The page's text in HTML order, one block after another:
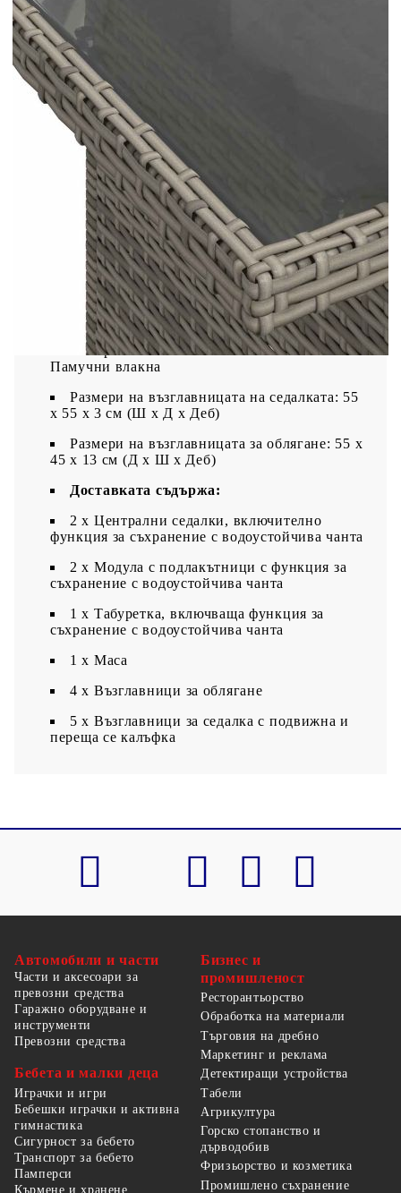
Размери: 55 x 55 x 37 см (Ш x Д x В)
Маса:
Цвят: Сив
Материал: PE ратан, прахово боядисана
стомана, закалено стъкло
Размери: 100 x 55 x 44/73 см (Д x Ш x В)
Възглавница:
Цвят: Тъмносив
Материал на покритието: Плат (100%
полиестер)
Материал за пълнеж на възглавницата за
сядане: Дунапрен
Материал за пълнеж на облегалката:
Памучни влакна
Размери на възглавницата на седалката: 55
x 55 x 3 см (Ш x Д x Деб)
Размери на възглавницата за облягане: 55 x
45 x 13 см (Д х Ш x Деб)
Доставката съдържа:
2 x Централни седалки, включително
функция за съхранение с водоустойчива чанта
2 x Модула с подлакътници с функция за
съхранение с водоустойчива чанта
1 x Табуретка, включваща функция за
съхранение с водоустойчива чанта
1 х Маса
4 x Възглавници за облягане
5 x Възглавници за седалка с подвижна и
переща се калъфка
Автомобили и части
Части и аксесоари за
превозни средства
Гаражно оборудване и
инструменти
Превозни средства
Бебета и малки деца
Играчки и игри
Бебешки играчки и активна
гимнастика
Сигурност за бебето
Транспорт за бебето
Памперси
Кърмене и хранене
Бизнес и
промишленост
Ресторантьорство
Обработка на материали
Търговия на дребно
Маркетинг и реклама
Детектиращи устройства
Табели
Агрикултура
Горско стопанство и
дърводобив
Фризьорство и козметика
Промишлено съхранение